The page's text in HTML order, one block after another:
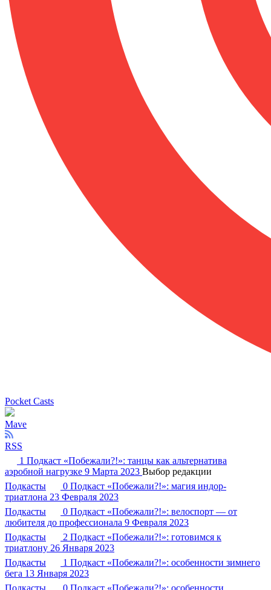
Pocket Casts
Mave
RSS
1 Подкаст «Побежали?!»: танцы как альтернатива
аэробной нагрузке 9 Марта 2023 Выбор редакции
Подкасты
0 Подкаст «Побежали?!»: магия индор-
триатлона 23 Февраля 2023
Подкасты
0 Подкаст «Побежали?!»: велоспорт — от
любителя до профессионала 9 Февраля 2023
Подкасты
2 Подкаст «Побежали?!»: готовимся к
триатлону 26 Января 2023
Подкасты
1 Подкаст «Побежали?!»: особенности зимнего
бега 13 Января 2023
Подкасты
0 Подкаст «Побежали?!»: особенности